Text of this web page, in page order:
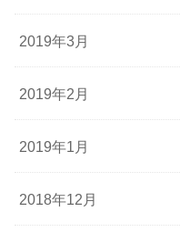
2019年3月
2019年2月
2019年1月
2018年12月